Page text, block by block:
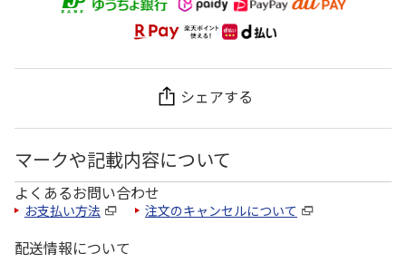
シェアする
マークや記載内容について
よくあるお問い合わせ
お支払い方法 注文のキャンセルについて
配送情報について